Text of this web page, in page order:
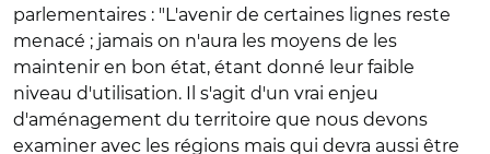
parlementaires : "L'avenir de certaines lignes reste
menacé ; jamais on n'aura les moyens de les
maintenir en bon état, étant donné leur faible
niveau d'utilisation. Il s'agit d'un vrai enjeu
d'aménagement du territoire que nous devons
examiner avec les régions mais qui devra aussi être